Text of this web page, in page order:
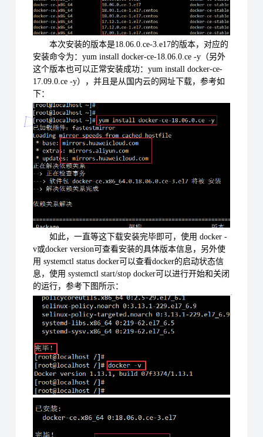
本次安装的版本是18.06.0.ce-3.e17的版本，对应的
安装命令为：yum install docker-ce-18.06.0.ce -y（另外
这个版本也可以正常安装成功：yum install docker-ce-
17.09.0.ce -y），并且是从国内云的网址下载，参考如
下：
如此，一直等这下载安装完毕即可，使用 docker -
v或docker version可查看安装的具体版本信息，另外使
用 systemctl status docker可以查看docker的启动状态信
息，使用 systemctl start/stop docker可以进行开始和关闭
的运行，参考下图所示：